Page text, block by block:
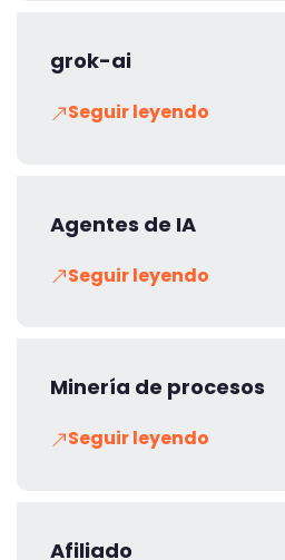
grok-ai
Seguir leyendo
Agentes de IA
Seguir leyendo
Minería de procesos
Seguir leyendo
Afiliado